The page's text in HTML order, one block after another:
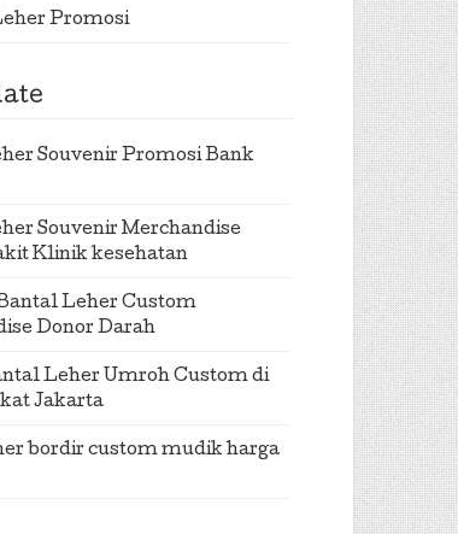
Promosi
Souvenir Promosi Bank
Souvenir Merchandise
Klinik kesehatan
Leher Custom
Donor Darah
Leher Umroh Custom di
Jakarta
bordir custom mudik harga